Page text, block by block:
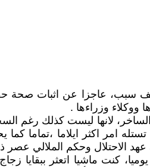
سبب، عاجزا عن اثبات صحة
ووكلاء وزراءها .
لانها ليست كذلك رغم
امر اكثر ايلاما ،تماما
الاحتلال وحكم الملالي عصر
كنت ماشيا اتعثر ببقايا